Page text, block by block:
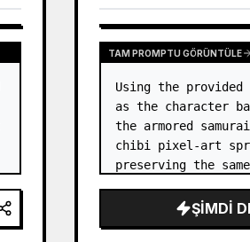
TAM PROMPTU GÖRÜNTÜLE
Using the provided
as the character
the armored
chibi pixel-art
preserving the
helmet, black/teal/
accents, glowing
ŞIMDI